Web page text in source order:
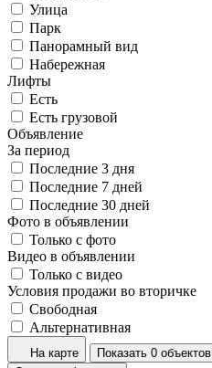
Улица
Парк
Панорамный вид
Набережная
Лифты
Есть
Есть грузовой
Объявление
За период
Последние 3 дня
Последние 7 дней
Последние 30 дней
Фото в объявлении
Только с фото
Видео в объявлении
Только с видео
Условия продажи во вторичке
Свободная
Альтернативная
На карте
Показать 0 объектов